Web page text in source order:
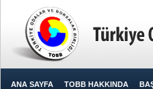
ANA SAYFA TOBB HAKKINDA